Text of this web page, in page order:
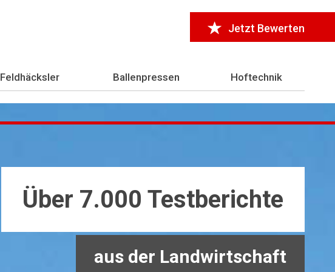
Jetzt Bewerten
Feldhäcksler Ballenpressen Hoftechnik
Über 7.000 Testberichte
aus der Landwirtschaft